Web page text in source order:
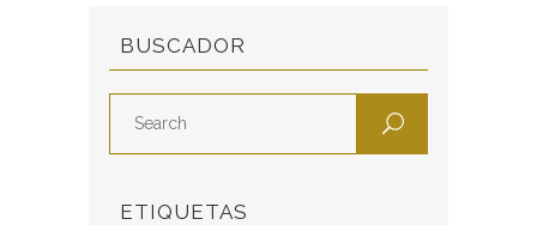
BUSCADOR
ETIQUETAS